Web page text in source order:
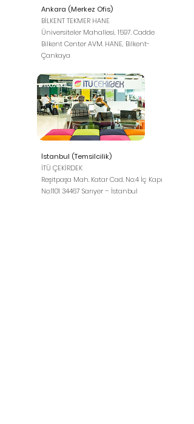
Ankara (Merkez Ofis)
BİLKENT TEKMER HANE
Üniversiteler Mahallesi, 1597. Cadde
Bilkent Center AVM. HANE, Bilkent-
Çankaya
İstanbul (Temsilcilik)
İTÜ ÇEKİRDEK
Reşitpaşa Mah. Katar Cad. No:4 İç Kapı
No:1101 34467 Sarıyer – İstanbul